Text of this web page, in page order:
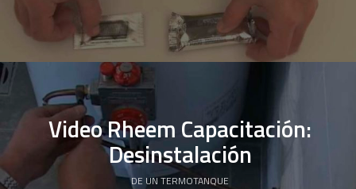
Video Rheem Capacitación:
Desinstalación
DE UN TERMOTANQUE